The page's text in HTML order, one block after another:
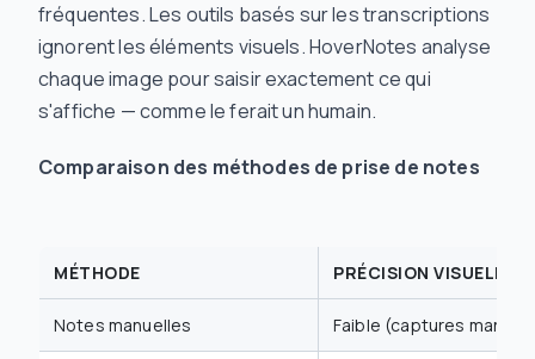
fréquentes. Les outils basés sur les transcriptions
ignorent les éléments visuels. HoverNotes analyse
chaque image pour saisir exactement ce qui
s'affiche — comme le ferait un humain.
Comparaison des méthodes de prise de notes
MÉTHODE PRÉCISION VISUELLE
Notes manuelles Faible (captures